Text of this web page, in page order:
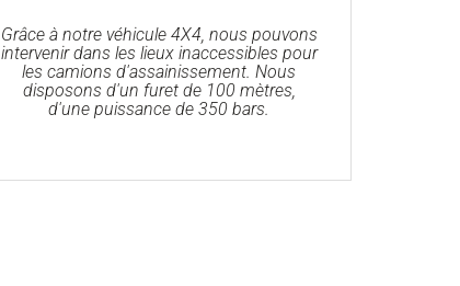
Grâce à notre véhicule 4X4, nous pouvons
intervenir dans les lieux inaccessibles pour
les camions d'assainissement. Nous
disposons d'un furet de 100 mètres,
d'une puissance de 350 bars.